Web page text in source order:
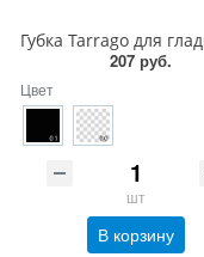
207 руб.
Цвет
шт
В корзину